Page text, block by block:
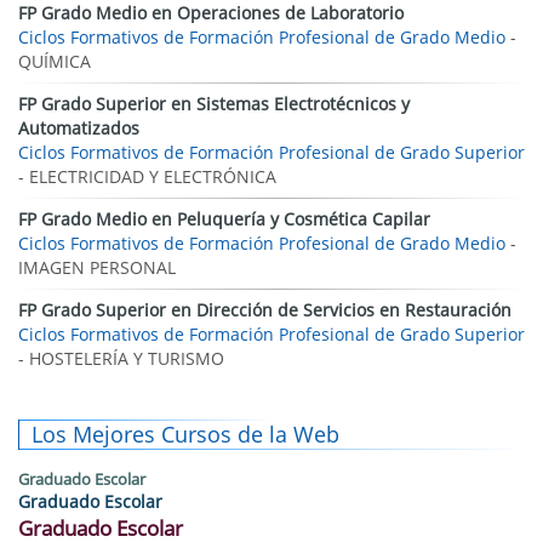
FP Grado Medio en Operaciones de Laboratorio
Ciclos Formativos de Formación Profesional de Grado Medio -
QUÍMICA
FP Grado Superior en Sistemas Electrotécnicos y
Automatizados
Ciclos Formativos de Formación Profesional de Grado Superior
- ELECTRICIDAD Y ELECTRÓNICA
FP Grado Medio en Peluquería y Cosmética Capilar
Ciclos Formativos de Formación Profesional de Grado Medio -
IMAGEN PERSONAL
FP Grado Superior en Dirección de Servicios en Restauración
Ciclos Formativos de Formación Profesional de Grado Superior
- HOSTELERÍA Y TURISMO
Los Mejores Cursos de la Web
Graduado Escolar
Graduado Escolar
Graduado Escolar